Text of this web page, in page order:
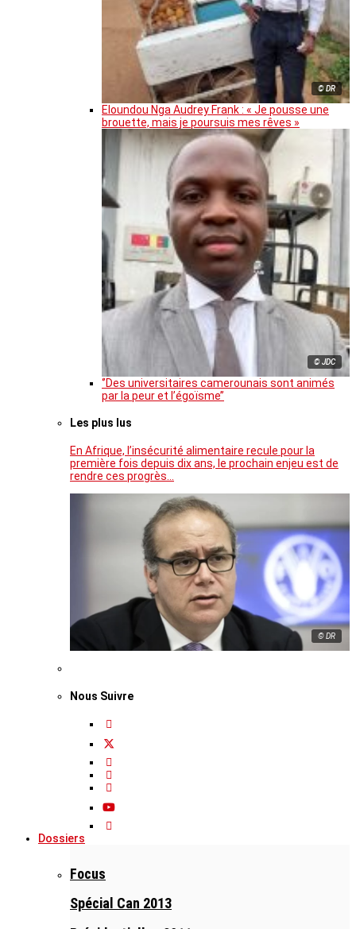
© DR
Eloundou Nga Audrey Frank : « Je pousse une
brouette, mais je poursuis mes rêves »
© JDC
‘’Des universitaires camerounais sont animés
par la peur et l’égoïsme’’
Les plus lus
En Afrique, l’insécurité alimentaire recule pour la
première fois depuis dix ans, le prochain enjeu est de
rendre ces progrès…
© DR
Nous Suivre
Dossiers
Focus
Spécial Can 2013
Présidentielles 2011